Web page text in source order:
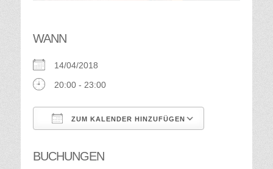
WANN
14/04/2018
20:00 - 23:00
ZUM KALENDER HINZUFÜGEN
BUCHUNGEN